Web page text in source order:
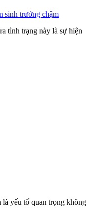
sinh trưởng chậm
tình trạng này là sự hiện
yếu tố quan trọng không